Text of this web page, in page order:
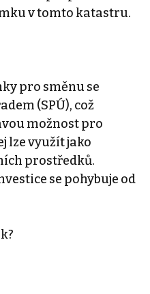
v tomto katastru.
pro směnu se
(SPÚ), což
možnost pro
lze využít jako
prostředků.
se pohybuje od